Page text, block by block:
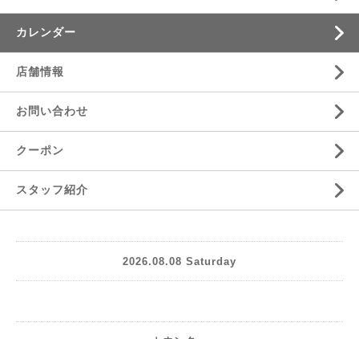
カレンダー
店舗情報
お問い合わせ
クーポン
スタッフ紹介
2026.08.08 Saturday